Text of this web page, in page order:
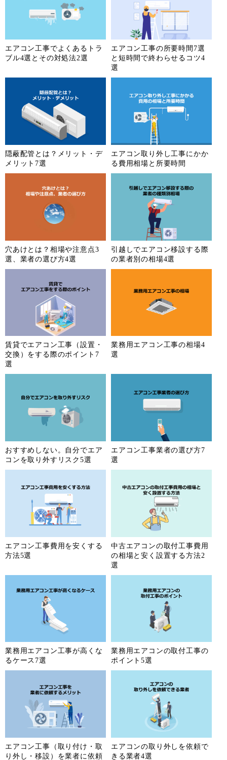
エアコン工事でよくあるトラ
ブル4選とその対処法2選
エアコン工事の所要時間7選
と短時間で終わらせるコツ4
選
隠蔽配管とは？メリット・デ
メリット7選
エアコン取り外し工事にかか
る費用相場と所要時間
穴あけとは？相場や注意点3
選、業者の選び方4選
引越しでエアコン移設する際
の業者別の相場4選
賃貸でエアコン工事（設置・
交換）をする際のポイント7
選
業務用エアコン工事の相場4
選
おすすめしない。自分でエア
コンを取り外すリスク5選
エアコン工事業者の選び方7
選
エアコン工事費用を安くする
方法5選
中古エアコンの取付工事費用
の相場と安く設置する方法2
選
業務用エアコン工事が高くな
るケース7選
業務用エアコンの取付工事の
ポイント5選
エアコン工事（取り付け・取
り外し・移設）を業者に依頼
エアコンの取り外しを依頼で
きる業者4選